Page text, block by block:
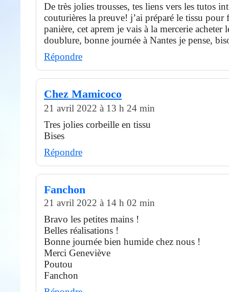
De très jolies trousses, tes liens vers les tutos
couturières la preuve! j’ai préparé le tissu pour
panière, cet aprem je vais à la mercerie acheter
doublure, bonne journée à Nantes je pense,
Répondre
Chez Mamicoco
21 avril 2022 à 13 h 24 min
Tres jolies corbeille en tissu
Bises
Répondre
Fanchon
21 avril 2022 à 14 h 02 min
Bravo les petites mains !
Belles réalisations !
Bonne journée bien humide chez nous !
Merci Geneviève
Poutou
Fanchon